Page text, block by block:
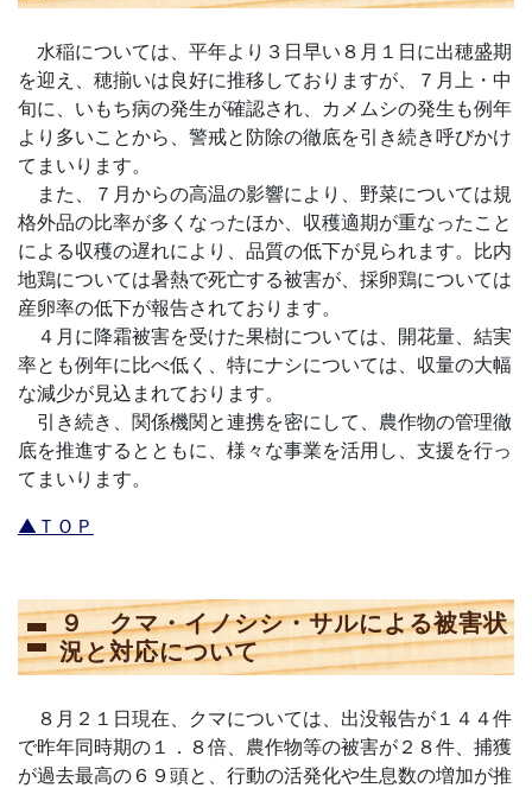
水稲については、平年より３日早い８月１日に出穂盛期
を迎え、穂揃いは良好に推移しておりますが、７月上・中
旬に、いもち病の発生が確認され、カメムシの発生も例年
より多いことから、警戒と防除の徹底を引き続き呼びかけ
てまいります。
また、７月からの高温の影響により、野菜については規
格外品の比率が多くなったほか、収穫適期が重なったこと
による収穫の遅れにより、品質の低下が見られます。比内
地鶏については暑熱で死亡する被害が、採卵鶏については
産卵率の低下が報告されております。
４月に降霜被害を受けた果樹については、開花量、結実
率とも例年に比べ低く、特にナシについては、収量の大幅
な減少が見込まれております。
引き続き、関係機関と連携を密にして、農作物の管理徹
底を推進するとともに、様々な事業を活用し、支援を行っ
てまいります。
▲ＴＯＰ
９ クマ・イノシシ・サルによる被害状
況と対応について
８月２１日現在、クマについては、出没報告が１４４件
で昨年同時期の１．８倍、農作物等の被害が２８件、捕獲
が過去最高の６９頭と、行動の活発化や生息数の増加が推